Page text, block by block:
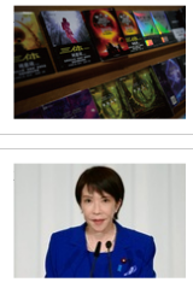
2025/11/04
2025/10/14